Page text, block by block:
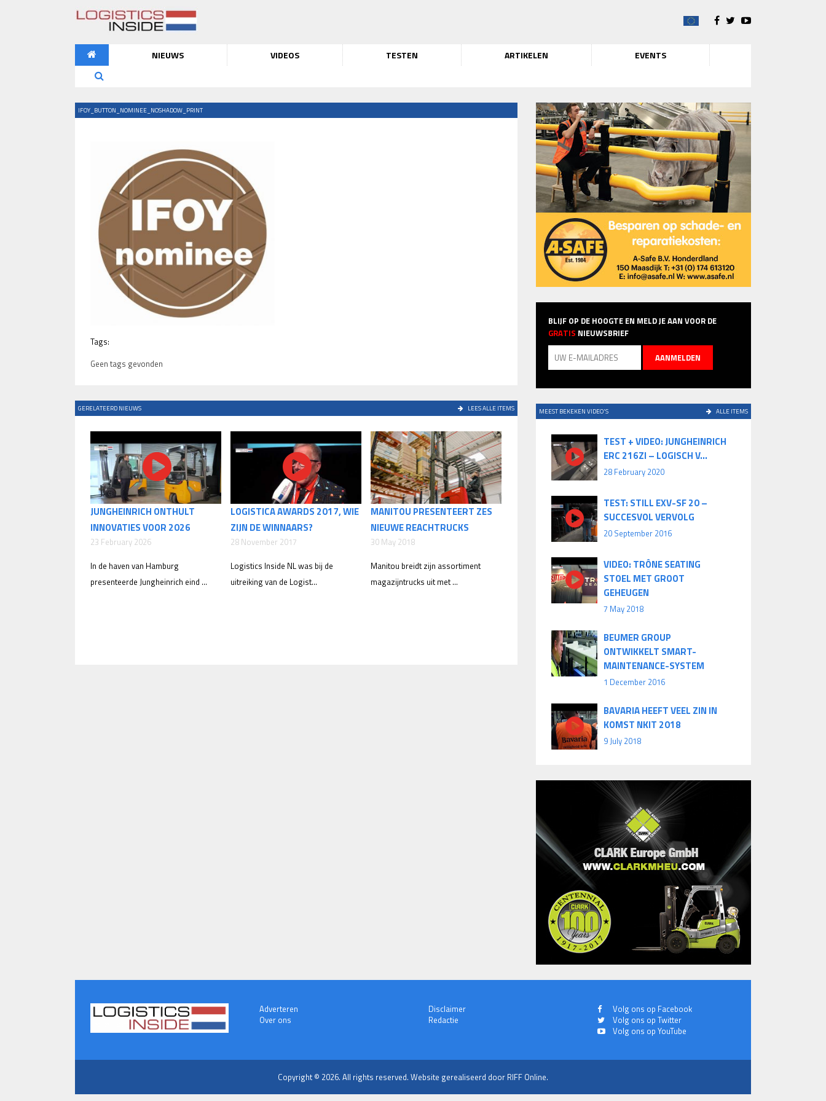
NIEUWS VIDEOS TESTEN ARTIKELEN EVENTS
IFOY_BUTTON_NOMINEE_NOSHADOW_PRINT
Tags:
Geen tags gevonden
GERELATEERD NIEUWS LEES ALLE ITEMS
JUNGHEINRICH ONTHULT
INNOVATIES VOOR 2026
23 February 2026
In de haven van Hamburg
presenteerde Jungheinrich eind ...
LOGISTICA AWARDS 2017, WIE
ZIJN DE WINNAARS?
28 November 2017
Logistics Inside NL was bij de
uitreiking van de Logist...
MANITOU PRESENTEERT ZES
NIEUWE REACHTRUCKS
30 May 2018
Manitou breidt zijn assortiment
magazijntrucks uit met ...
BLIJF OP DE HOOGTE EN MELD JE AAN VOOR DE
GRATIS NIEUWSBRIEF
MEEST BEKEKEN VIDEO'S ALLE ITEMS
TEST + VIDEO: JUNGHEINRICH
ERC 216ZI – LOGISCH V...
28 February 2020
TEST: STILL EXV-SF 20 –
SUCCESVOL VERVOLG
20 September 2016
VIDEO: TRÔNE SEATING
STOEL MET GROOT
GEHEUGEN
7 May 2018
BEUMER GROUP
ONTWIKKELT SMART-
MAINTENANCE-SYSTEM
1 December 2016
BAVARIA HEEFT VEEL ZIN IN
KOMST NKIT 2018
9 July 2018
Adverteren
Over ons
Disclaimer
Redactie
Volg ons op Facebook
Volg ons op Twitter
Volg ons op YouTube
Copyright © 2026. All rights reserved. Website gerealiseerd door RIFF Online.